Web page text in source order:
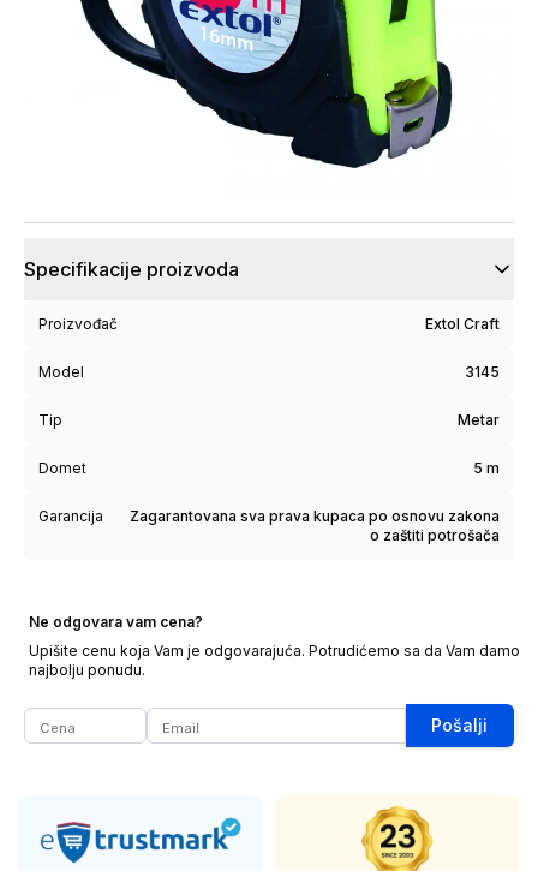
Specifikacije proizvoda
Proizvođač Extol Craft
Model 3145
Tip Metar
Domet 5 m
Garancija
Zagarantovana sva prava kupaca po osnovu zakona
o zaštiti potrošača
Ne odgovara vam cena?
Upišite cenu koja Vam je odgovarajuća. Potrudićemo sa da Vam damo
najbolju ponudu.
Pošalji